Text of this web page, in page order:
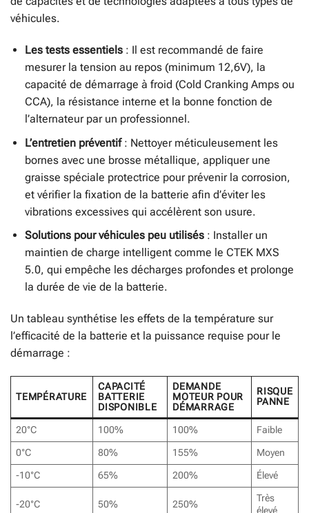
véhicules.
Les tests essentiels: Il est recommandé de faire
mesurer la tension au repos (minimum 12,6V), la
capacité de démarrage à froid (Cold Cranking Amps ou
CCA), la résistance interne et la bonne fonction de
l’alternateur par un professionnel.
L’entretien préventif: Nettoyer méticuleusement les
bornes avec une brosse métallique, appliquer une
graisse spéciale protectrice pour prévenir la corrosion,
et vérifier la fixation de la batterie afin d’éviter les
vibrations excessives qui accélèrent son usure.
Solutions pour véhicules peu utilisés: Installer un
maintien de charge intelligent comme le CTEK MXS
5.0, qui empêche les décharges profondes et prolonge
la durée de vie de la batterie.
Un tableau synthétise les effets de la température sur
l’efficacité de la batterie et la puissance requise pour le
démarrage :
TEMPÉRATURE
CAPACITÉ
BATTERIE
DISPONIBLE
DEMANDE
MOTEUR POUR
DÉMARRAGE
RISQUE
PANNE
20°C 100% 100%
Faible
0°C
80% 155%
Moyen
-10°C
65% 200% Élevé
-20°C 50% 250%
Très
élevé